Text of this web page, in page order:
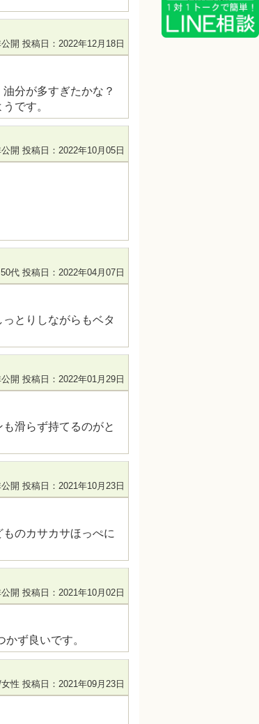
開 投稿日：2022年12月18日
分が多すぎたかな？
です。
開 投稿日：2022年10月05日
50代 投稿日：2022年04月07日
とりしながらもベタ
開 投稿日：2022年01月29日
滑らず持てるのがと
開 投稿日：2021年10月23日
のカサカサほっぺに
開 投稿日：2021年10月02日
ず良いです。
性 投稿日：2021年09月23日